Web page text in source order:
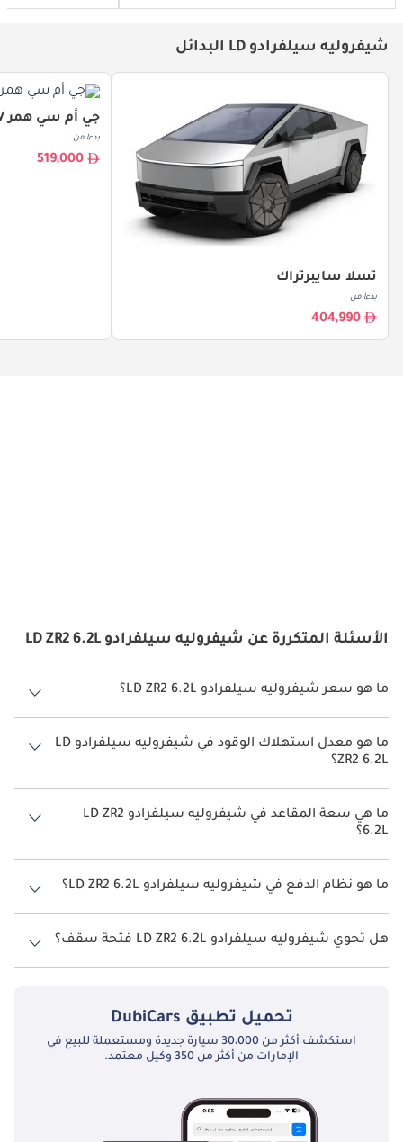
شيفروليه سيلفرادو LD البدائل
تسلا سايبرتراك
بدءا من
404,990
جي أم سي همر EV
بدءا من
519,000
الأسئلة المتكررة عن شيفروليه سيلفرادو LD ZR2 6.2L
ما هو سعر شيفروليه سيلفرادو LD ZR2 6.2L؟
سعر شيفروليه سيلفرادو LD ZR2 6.2L هو درهم 221,500.
ما هو معدل استهلاك الوقود في شيفروليه سيلفرادو LD
ZR2 6.2L؟
يبلغ معدل استهلاك الوقود المقترح من الشركة المصنعة لسيارة شيفروليه
سيلفرادو LD 2026 من 6 كم/ليتر - 8 كم/ليتر.
ما هي سعة المقاعد في شيفروليه سيلفرادو LD ZR2
6.2L؟
تتسع شيفروليه سيلفرادو LD ZR2 6.2L لأ 5 أشخاص.
ما هو نظام الدفع في شيفروليه سيلفرادو LD ZR2 6.2L؟
نظام الدفع في شيفروليه سيلفرادو LD Four Wheel Drive ZR2 6.2L.
هل تحوي شيفروليه سيلفرادو LD ZR2 6.2L فتحة سقف؟
نعم توفر شيفروليه سيلفرادو LD ZR2 6.2L فتحة السقف كخيار.
تحميل تطبيق DubiCars
استكشف أكثر من 30،000 سيارة جديدة ومستعملة للبيع في
الإمارات من أكثر من 350 وكيل معتمد.